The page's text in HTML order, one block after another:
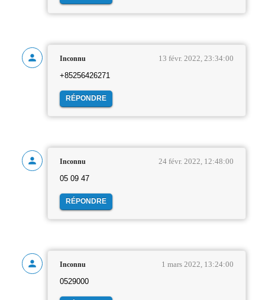
Inconnu 13 févr. 2022, 23:34:00
+85256426271
RÉPONDRE
Inconnu 24 févr. 2022, 12:48:00
05 09 47
RÉPONDRE
Inconnu 1 mars 2022, 13:24:00
0529000